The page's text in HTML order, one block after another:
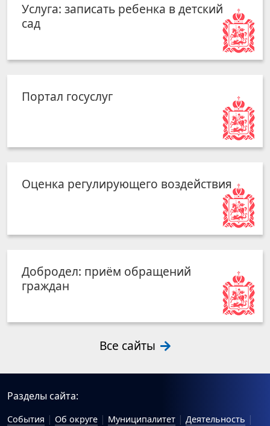
Услуга: записать ребенка в детский
сад
Портал госуслуг
Оценка регулирующего воздействия
Добродел: приём обращений
граждан
Все сайты
Разделы сайта:
События Об округе Муниципалитет
Деятельность